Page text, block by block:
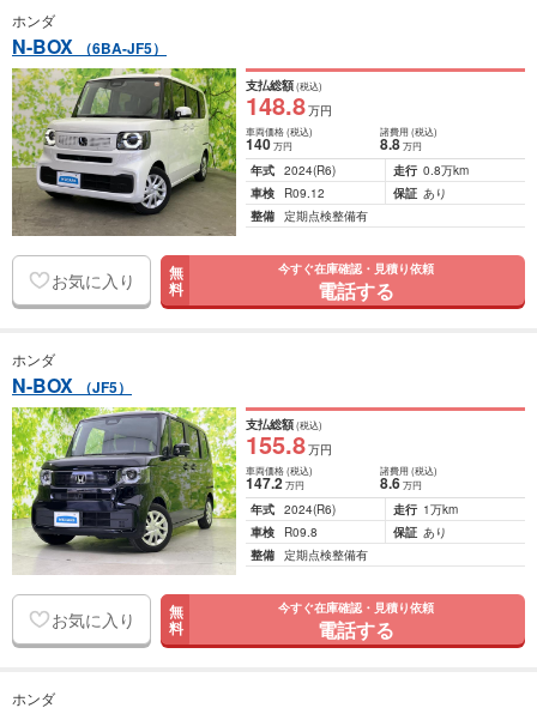
ホンダ
N-BOX （6BA-JF5）
支払総額(税込)
148.8万円
車両価格(税込)
140万円
諸費用 (税込)
8.8 万円
年式 2024(R6) 走行 0.8万km
車検
R09.12 保証 あり
整備 定期点検整備有
お気に入り 無
料
今すぐ在庫確認・見積り依頼
電話する
ホンダ
N-BOX （JF5）
支払総額(税込)
155.8万円
車両価格(税込)
147.2万円
諸費用 (税込)
8.6 万円
年式 2024(R6) 走行 1万km
車検
R09.8 保証 あり
整備 定期点検整備有
お気に入り 無
料
今すぐ在庫確認・見積り依頼
電話する
ホンダ